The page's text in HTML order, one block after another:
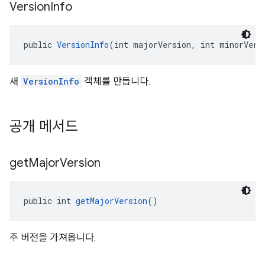
VersionInfo
public VersionInfo(int majorVersion, int
새 VersionInfo 객체를 만듭니다.
공개 메서드
getMajorVersion
public int getMajorVersion()
주 버전을 가져옵니다.